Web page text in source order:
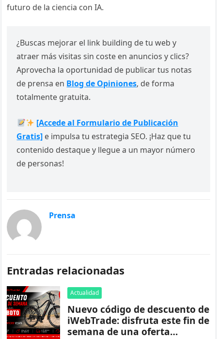
futuro de la ciencia con IA.
¿Buscas mejorar el link building de tu web y
atraer más visitas sin coste en anuncios y clics?
Aprovecha la oportunidad de publicar tus notas
de prensa en Blog de Opiniones, de forma
totalmente gratuita.
[Accede al Formulario de Publicación
Gratis] e impulsa tu estrategia SEO. ¡Haz que tu
contenido destaque y llegue a un mayor número
de personas!
Prensa
Entradas relacionadas
Actualidad
Nuevo código de descuento de
iWebTrade: disfruta este fin de
semana de una oferta